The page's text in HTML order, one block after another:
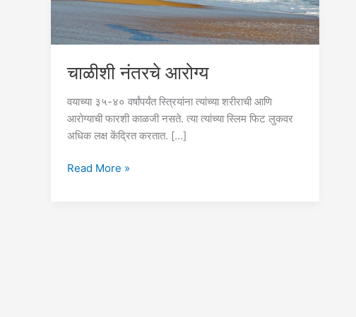
चाळीशी नंतरचे आरोग्य
वयाच्या ३५-४० वर्षांपर्यंत स्त्रियांना त्यांच्या शरीराची आणि
आरोग्याची फारशी काळजी नसते. त्या त्यांच्या स्लिम फिट लुकवर
अधिक लक्ष केंद्रित करतात. […]
चाळीशी
Read More »